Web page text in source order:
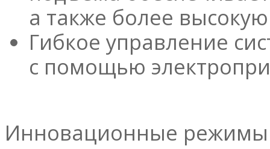
а также более
Гибкое управление
с помощью
Инновационные